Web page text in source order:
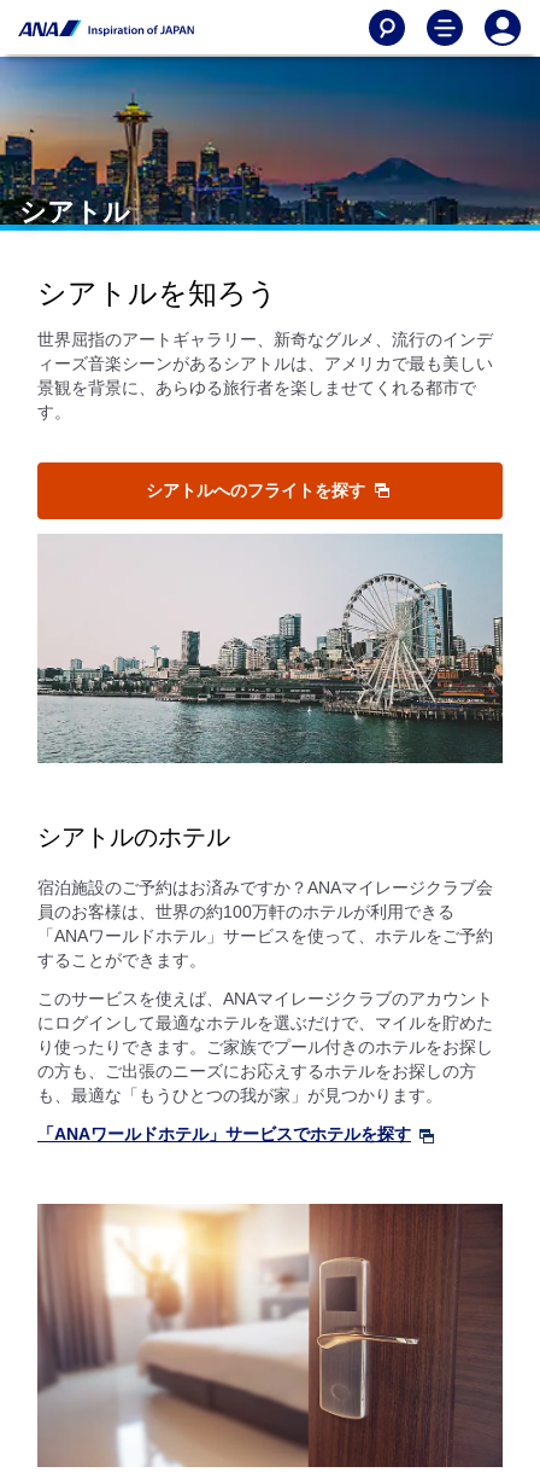
シアトル
シアトルを知ろう
世界屈指のアートギャラリー、新奇なグルメ、流行のインデ
ィーズ音楽シーンがあるシアトルは、アメリカで最も美しい
景観を背景に、あらゆる旅行者を楽しませてくれる都市で
す。
シアトルへのフライトを探す
シアトルのホテル
宿泊施設のご予約はお済みですか？ANAマイレージクラブ会
員のお客様は、世界の約100万軒のホテルが利用できる
「ANAワールドホテル」サービスを使って、ホテルをご予約
することができます。
このサービスを使えば、ANAマイレージクラブのアカウント
にログインして最適なホテルを選ぶだけで、マイルを貯めた
り使ったりできます。ご家族でプール付きのホテルをお探し
の方も、ご出張のニーズにお応えするホテルをお探しの方
も、最適な「もうひとつの我が家」が見つかります。
「ANAワールドホテル」サービスでホテルを探す